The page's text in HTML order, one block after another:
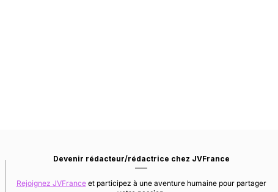
Devenir rédacteur/rédactrice chez JVFrance
Rejoignez JVFranceet participez à une aventure humaine pour partager